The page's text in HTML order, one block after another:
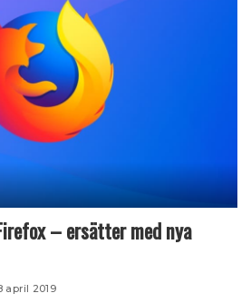
– ersätter med nya
april 2019